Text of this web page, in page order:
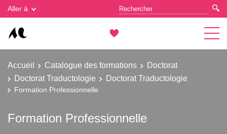
Aller à
Accueil Catalogue des formations
Doctorat
Doctorat Traductologie
Doctorat Traductologie
Formation Professionnelle
Formation Professionnelle
Gestion des cookies